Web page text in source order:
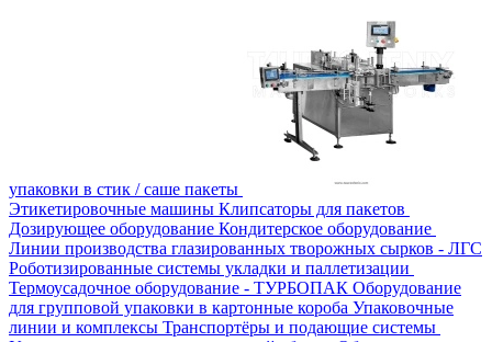
упаковки в стик / саше пакеты
Этикетировочные машины Клипсаторы для пакетов
Дозирующее оборудование Кондитерское оборудование
Линии производства глазированных творожных сырков - ЛГС
Роботизированные системы укладки и паллетизации
Термоусадочное оборудование - ТУРБОПАК Оборудование
для групповой упаковки в картонные короба Упаковочные
линии и комплексы Транспортёры и подающие системы